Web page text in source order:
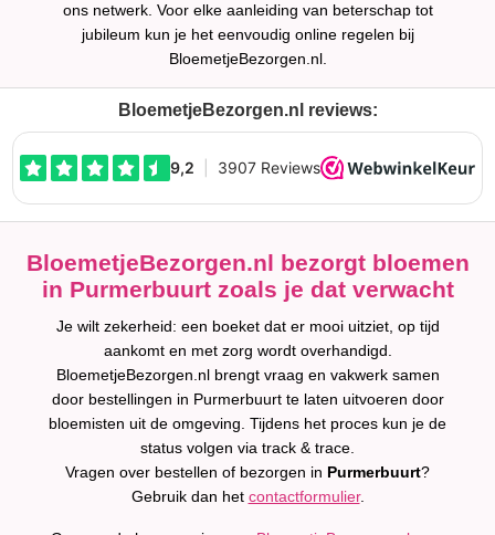
ons netwerk. Voor elke aanleiding van beterschap tot
jubileum kun je het eenvoudig online regelen bij
BloemetjeBezorgen.nl.
BloemetjeBezorgen.nl reviews:
BloemetjeBezorgen.nl bezorgt bloemen
in Purmerbuurt zoals je dat verwacht
Je wilt zekerheid: een boeket dat er mooi uitziet, op tijd
aankomt en met zorg wordt overhandigd.
BloemetjeBezorgen.nl brengt vraag en vakwerk samen
door bestellingen in Purmerbuurt te laten uitvoeren door
bloemisten uit de omgeving. Tijdens het proces kun je de
status volgen via track & trace.
Vragen over bestellen of bezorgen in Purmerbuurt?
Gebruik dan het contactformulier.